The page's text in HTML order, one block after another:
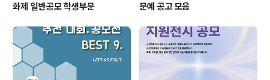
화제 일반공모 학생부문
문예 공고 모음